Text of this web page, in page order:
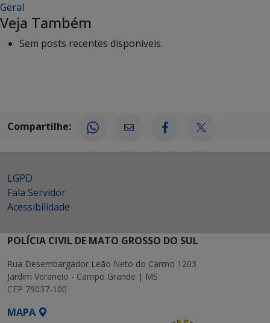
Geral
Veja Também
Sem posts recentes disponíveis.
Compartilhe:
LGPD
Fala Servidor
Acessibilidade
POLÍCIA CIVIL DE MATO GROSSO DO SUL
Rua Desembargador Leão Neto do Carmo 1203
Jardim Veraneio - Campo Grande | MS
CEP 79037-100
MAPA